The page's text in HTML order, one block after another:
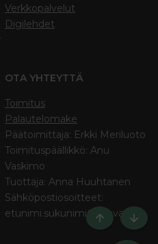
Verkkopalvelut
Digilehdet
OTA YHTEYTTÄ
Toimitus
Palautelomake
Päätoimittaja: Erkki Meriluoto
Toimituspäällikkö: Anu
Vaskimo
Tuottaja: Anna Huuhtanen
Sähköpostiosoitteet:
etunimi.sukunimi@otava.fi
Ylös